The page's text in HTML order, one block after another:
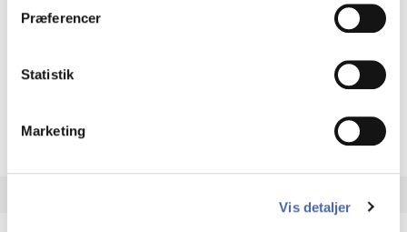
Præferencer
Statistik
Marketing
Vis detaljer
Status:Ledige pladser